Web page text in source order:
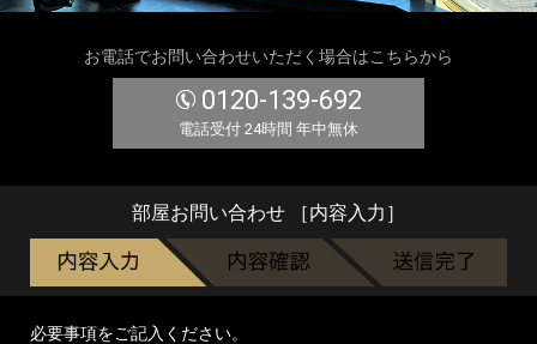
お電話でお問い合わせいただく場合はこちらから
0120-139-692
電話受付 24時間 年中無休
部屋お問い合わせ ［内容入力］
必要事項をご記入ください。